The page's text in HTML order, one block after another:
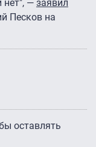
нет", — заявил
Песков на
оставлять